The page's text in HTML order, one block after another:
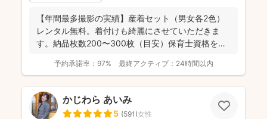
【年間最多撮影の実績】産着セット（男女各2色）
レンタル無料。着付けも綺麗にさせていただきま
す。納品枚数200〜300枚（目安）保育士資格を持
予約承諾率： 97% 最終アクティブ： 24時間以内
かじわら あいみ
5 (591)女性